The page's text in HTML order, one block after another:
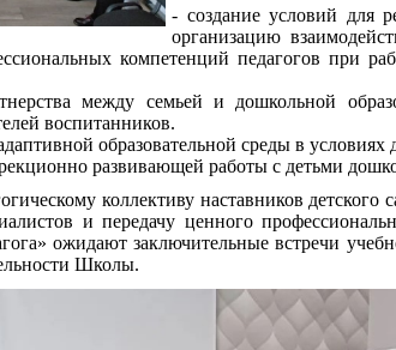
- создание условий для
организацию
компетенций педагогов при
между семьей и дошкольной
воспитанников.
образовательной среды в условиях
развивающей работы с детьми
коллективу наставников
и передачу ценного
ожидают заключительные встречи
Школы.